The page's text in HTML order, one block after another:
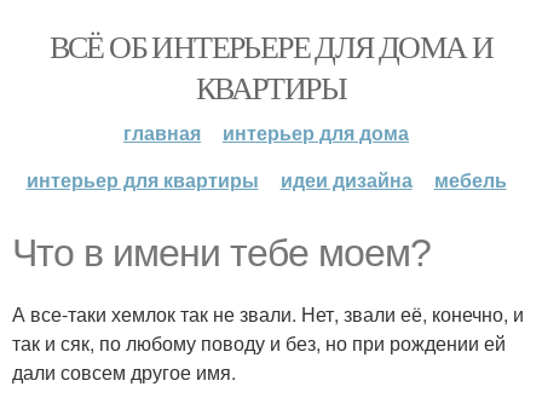
ВСЁ ОБ ИНТЕРЬЕРЕ ДЛЯ ДОМА И
КВАРТИРЫ
главная
интерьер для дома
интерьер для квартиры
идеи дизайна мебель
Что в имени тебе моем?
А все-таки хемлок так не звали. Нет, звали её, конечно, и
так и сяк, по любому поводу и без, но при рождении ей
дали совсем другое имя.